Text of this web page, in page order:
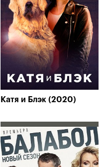
Катя и Блэк (2020)